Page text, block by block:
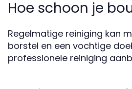
Hoe schoon je
Regelmatige reiniging kan
borstel en een vochtige
professionele reiniging